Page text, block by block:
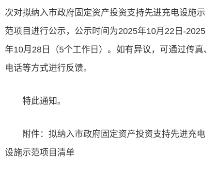
次对拟纳入市政府固定资产投资支持先进充电设施示
范项目进行公示，公示时间为2025年10月22日-2025
年10月28日（5个工作日）。如有异议，可通过传真、
电话等方式进行反馈。
特此通知。
附件：拟纳入市政府固定资产投资支持先进充电
设施示范项目清单